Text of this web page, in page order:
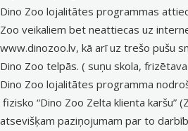
Dino Zoo lojalitātes programmas
Zoo veikaliem bet neattiecas uz
www.dinozoo.lv, kā arī uz trešo pušu
Dino Zoo telpās. ( suņu skola, frizētava
Dino Zoo lojalitātes programma
fizisko “Dino Zoo Zelta klienta karšu”
atsevišķam paziņojumam par to